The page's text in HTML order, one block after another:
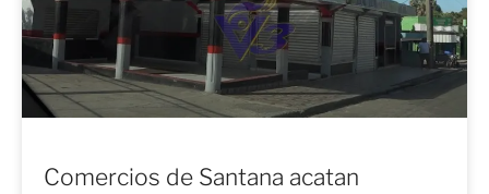
Comercios de Santana acatan